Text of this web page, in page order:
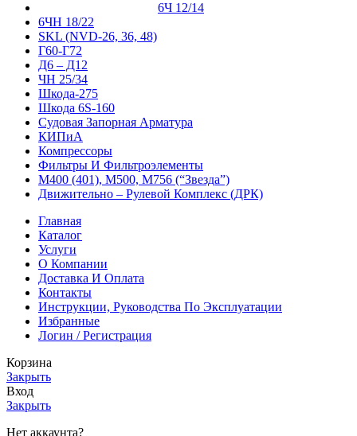
6Ч 12/14
6ЧН 18/22
SKL (NVD-26, 36, 48)
Г60-Г72
Д6 – Д12
ЧН 25/34
Шкода-275
Шкода 6S-160
Судовая Запорная Арматура
КИПиА
Компрессоры
Фильтры И Фильтроэлементы
М400 (401), М500, М756 (“Звезда”)
Движительно – Рулевой Комплекс (ДРК)
Главная
Каталог
Услуги
О Компании
Доставка И Оплата
Контакты
Инструкции, Руководства По Эксплуатации
Избранные
Логин / Регистрация
Корзина
Закрыть
Вход
Закрыть
Нет аккаунта?